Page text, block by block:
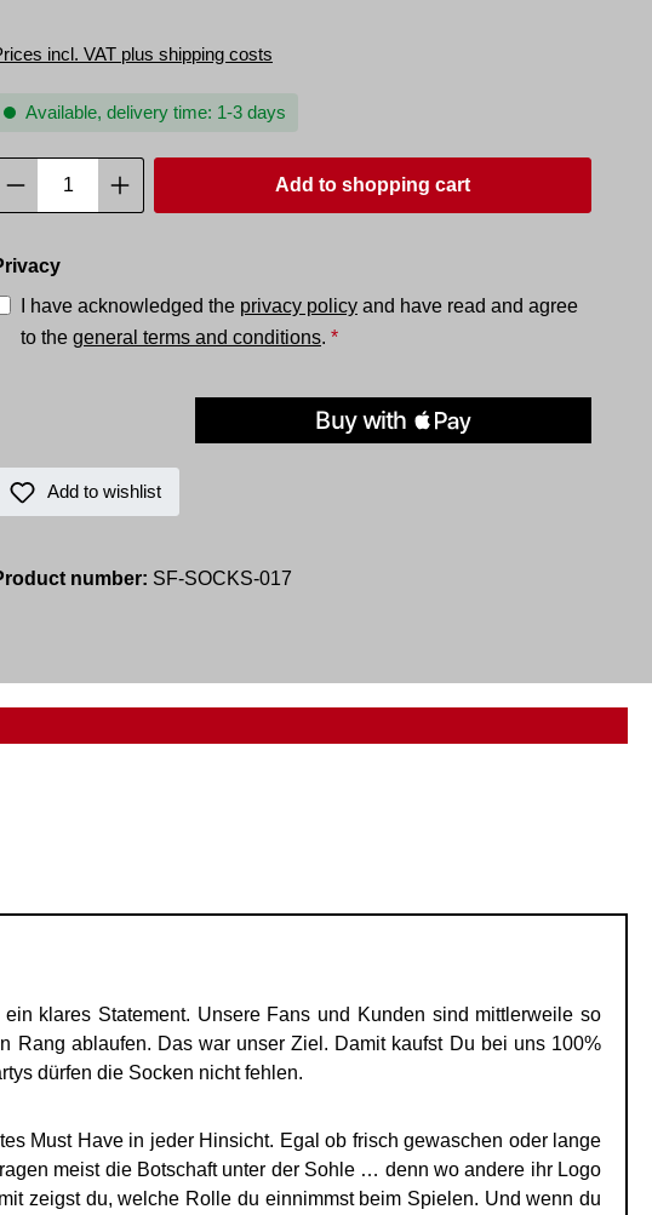
incl. VAT plus shipping costs
Available, delivery time: 1-3 days
Product Quantity: Enter the desired amount or
Add to shopping cart
I have acknowledged the privacy policy and have read and agree
to the general terms and conditions. *
Add to wishlist
number: SF-SOCKS-017
klares Statement. Unsere Fans und Kunden sind mittlerweile so
Rang ablaufen. Das war unser Ziel. Damit kaufst Du bei uns 100%
dürfen die Socken nicht fehlen.
Must Have in jeder Hinsicht. Egal ob frisch gewaschen oder lange
meist die Botschaft unter der Sohle … denn wo andere ihr Logo
zeigst du, welche Rolle du einnimmst beim Spielen. Und wenn du